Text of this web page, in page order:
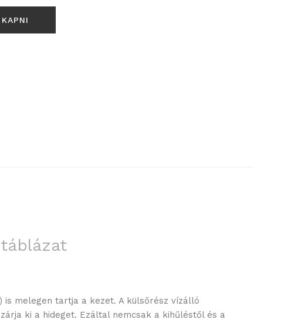
is melegen tartja a kezet. A külsőrész vízálló
ki a hideget. Ezáltal nemcsak a kihűléstől és a